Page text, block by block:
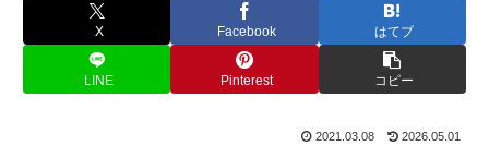
X Facebook はてブ
LINE Pinterest コピー
2021.03.08 2026.05.01